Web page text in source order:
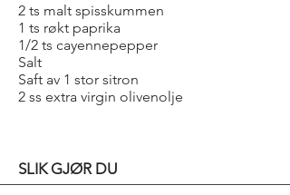
2 ts malt spisskummen
1 ts røkt paprika
1/2 ts cayennepepper
Salt
Saft av 1 stor sitron
2 ss extra virgin olivenolje
SLIK GJØR DU